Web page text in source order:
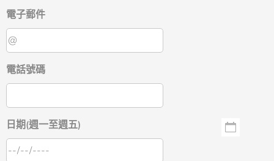
電子郵件
電話號碼
日期(週一至週五)